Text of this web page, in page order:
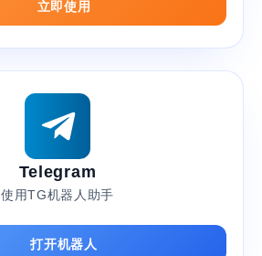
立即使用
Telegram
使用TG机器人助手
打开机器人